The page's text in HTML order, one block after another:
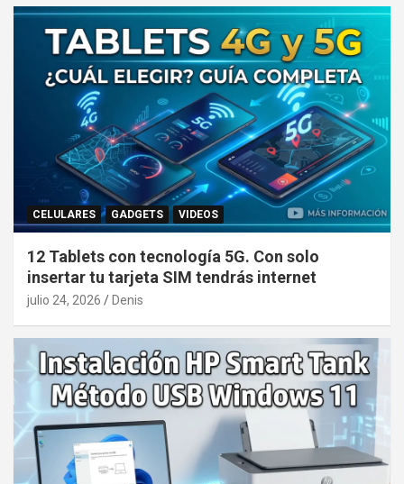
CELULARES GADGETS VIDEOS
12 Tablets con tecnología 5G. Con solo
insertar tu tarjeta SIM tendrás internet
julio 24, 2026 Denis